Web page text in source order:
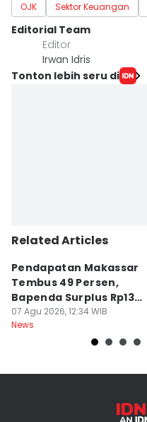
OJK Sektor Keuangan
Editorial Team
Editor
Irwan Idris
Tonton lebih seru di
Related Articles
Pendapatan Makassar
Tembus 49 Persen,
Bapenda Surplus Rp130
Miliar
07 Agu 2026, 12:34 WIB
News